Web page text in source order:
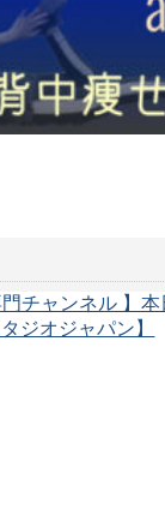
門チャンネル 】
ジオジャパン】